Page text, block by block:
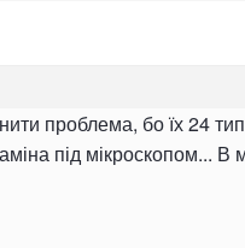
проблема, бо їх 24
під мікроскопом... В